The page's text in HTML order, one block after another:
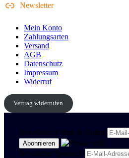
Newsletter
Mein Konto
Zahlungsarten
Versand
AGB
Datenschutz
Impressum
Widerruf
Vertrag widerrufen
Newsletter Politik & Kultur
Newsletter Spanisch